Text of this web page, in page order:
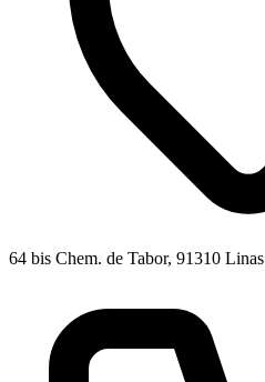
64 bis Chem. de Tabor, 91310 Linas